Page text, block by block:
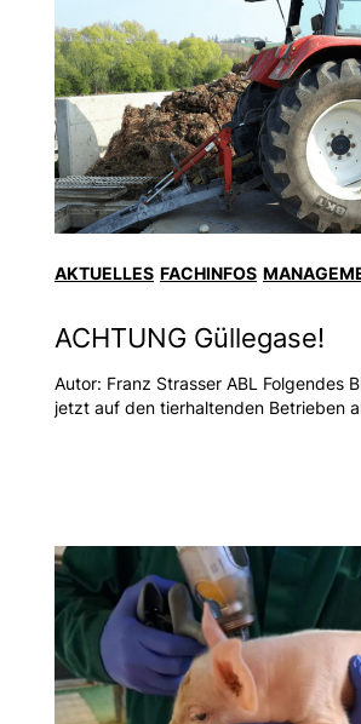
AKTUELLES FACHINFOS
ACHTUNG Güllegase!
Autor: Franz Strasser ABL Folgendes
jetzt auf den tierhaltenden Betrieben